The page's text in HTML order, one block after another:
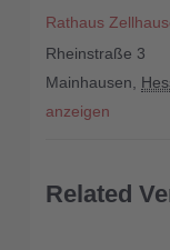
Rathaus
Rheinstraße 3
Mainhausen
anzeigen
Related